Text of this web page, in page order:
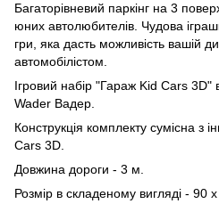
Багаторівневий паркінг на 3
юних автолюбителів. Чудова
гри, яка дасть можливість вашій
автомобілістом.
Ігровий набір "Гараж Kid Cars 3D"
Wader Вадер.
Конструкція комплекту сумісна з
Cars 3D.
Довжина дороги - 3 м.
Розмір в складеному вигляді - 90